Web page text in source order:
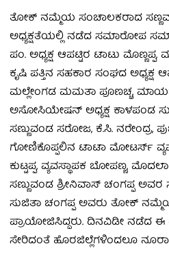
ತೋಕ್ ನಮ್ಮೆಯ ಸಂಚಾಲಕರಾದ
ಅಧ್ಯಕ್ಷತೆಯಲ್ಲಿ ನಡೆದ ಸಮಾರೋಪ
ಪಂ. ಅಧ್ಯಕ್ಷ ಆಪಟ್ಟಿರ ಟಾಟು
ಕೃಷಿ ಪತ್ತಿನ ಸಹಕಾರ ಸಂಘದ ಅಧ್ಯಕ್ಷ
ಮಲ್ಲೇಂಗಡ ಮಮತಾ ಪೂಣಚ್ಚ,
ಅಸೋಸಿಯೇಷನ್ ಅಧ್ಯಕ್ಷ ಕಾಳಪಂಡ
ಸಣ್ಣುವಂಡ ಸರೋಜ, ಕೆ.ಸಿ. ನರೇಂದ್ರ,
ಗೋಣಿಕೊಪ್ಪಲಿನ ಟಾಟಾ ಮೋಟರ್ಸ್‌
ಕುಟ್ಟಪ್ಪ, ವ್ಯವಸ್ಥಾಪಕ ಬೋಪಣ್ಣ,
ಸಣ್ಣುವಂಡ ಶ್ರೀನಿವಾಸ್ ಚಂಗಪ್ಪ ಅವರ
ಸುಜಿತಾ ಚಂಗಪ್ಪ ಅವರು ತೋಕ್
ಪ್ರಾಯೋಜಿಸಿದ್ದರು. ದಿನವಿಡೀ ನಡೆದ
ಸೇರಿದಂತೆ ಹೊರಜಿಲ್ಲೆಗಳಿಂದಲೂ